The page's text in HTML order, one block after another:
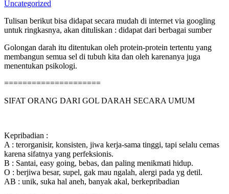
Uncategorized
Tulisan berikut bisa didapat secara mudah di internet via googling
untuk ringkasnya, akan dituliskan : didapat dari berbagai sumber
Golongan darah itu ditentukan oleh protein-protein tertentu yang
membangun semua sel di tubuh kita dan oleh karenanya juga
menentukan psikologi.
=====================
SIFAT ORANG DARI GOL DARAH SECARA UMUM
Kepribadian :
A : terorganisir, konsisten, jiwa kerja-sama tinggi, tapi selalu cemas
karena sifatnya yang perfeksionis.
B : Santai, easy going, bebas, dan paling menikmati hidup.
O : berjiwa besar, supel, gak mau ngalah, alergi pada yg detil.
AB : unik, suka hal aneh, banyak akal, berkepribadian